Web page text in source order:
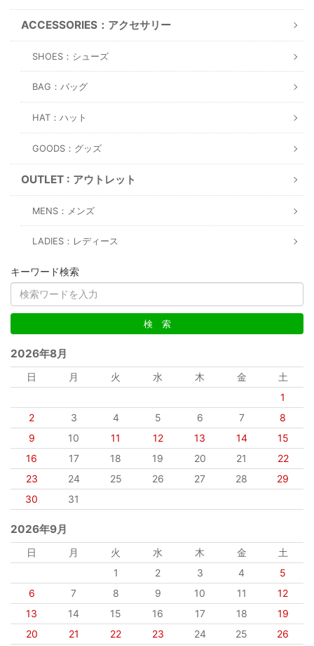
ACCESSORIES：アクセサリー
SHOES：シューズ
BAG：バッグ
HAT：ハット
GOODS：グッズ
OUTLET : アウトレット
MENS：メンズ
LADIES：レディース
キーワード検索
2026年8月
日 月 火 水 木 金
土
1
2
3 4 5 6 7
8
9
10 11 12 13 14
15
16
17 18 19 20 21
22
23
24 25 26 27 28
29
30
31
2026年9月
日 月 火 水 木 金
土
1
2 3 4
5
6
7 8 9 10 11
12
13
14 15 16 17 18
19
20
21 22 23 24 25
26